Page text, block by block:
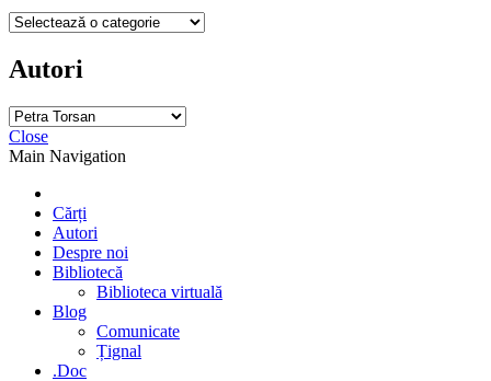
Autori
Close
Main Navigation
Cărți
Autori
Despre noi
Bibliotecă
Biblioteca virtuală
Blog
Comunicate
Țignal
.Doc